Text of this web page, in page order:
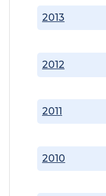
2010
2011
2012
2013